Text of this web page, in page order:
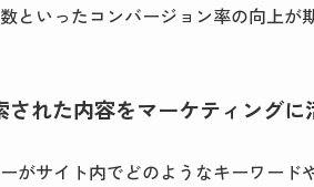
といったコンバージョン率の向上が
れた内容をマーケティングに
がサイト内でどのようなキーワー